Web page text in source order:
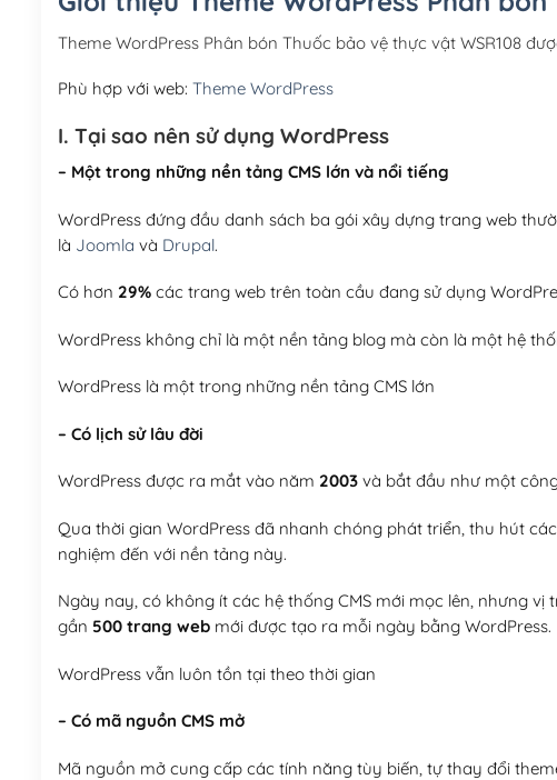
Theme WordPress Phân bón Thuốc bảo vệ thực vật WSR108
Phù hợp với web: Theme WordPress
I. Tại sao nên sử dụng WordPress
– Một trong những nền tảng CMS lớn và nổi tiếng
WordPress đứng đầu danh sách ba gói xây dựng trang web
là Joomla và Drupal.
Có hơn 29%các trang web trên toàn cầu đang sử dụng
WordPress không chỉ là một nền tảng blog mà còn là một hệ
WordPress là một trong những nền tảng CMS lớn
– Có lịch sử lâu đời
WordPress được ra mắt vào năm 2003và bắt đầu như một
Qua thời gian WordPress đã nhanh chóng phát triển, thu hút
nghiệm đến với nền tảng này.
Ngày nay, có không ít các hệ thống CMS mới mọc lên, nhưng vị
gần 500 trang webmới được tạo ra mỗi ngày bằng WordPress.
WordPress vẫn luôn tồn tại theo thời gian
– Có mã nguồn CMS mở
Mã nguồn mở cung cấp các tính năng tùy biến, tự thay đổi